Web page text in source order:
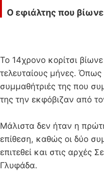
Ο εφιάλτης που
Το 14χρονο κορίτσι
τελευταίους μήνες. Όπως
συμμαθήτριές της που
της την εκφόβιζαν από
Μάλιστα δεν ήταν η
επίθεση, καθώς οι δύο
επιτεθεί και στις αρχές
Γλυφάδα.